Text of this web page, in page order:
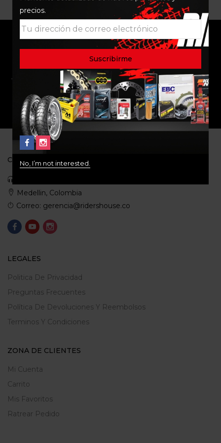
precios.
No, I’m not interested.
ENVÍO RAPIDO Y
SOPORTE COMUNIDAD
CONTACTO
Medellin, Colombia
Correo: gerencia@ridershouse.co
LEGALES
Politica De Privacidad
Preguntas Frecuentes
Política De Devoluciones Y Reembolsos
Terminos Y Condiciones
ZONA DE CLIENTES
Mi Cuenta
Carrito
Mis Favoritos
Ratrear Pedido